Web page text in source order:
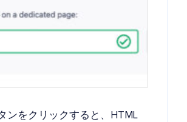
ンをクリックすると、HTML